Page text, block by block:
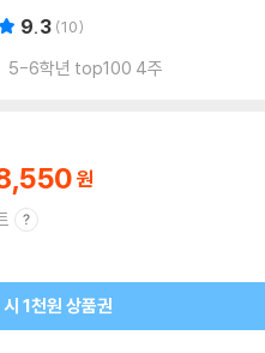
9.3 10
5-6학년 top100 4주
1천원 상품권